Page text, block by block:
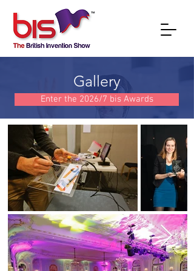
Gallery
Enter the 2026/7 bis Awards